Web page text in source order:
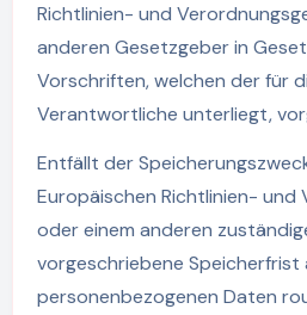
Richtlinien- und
anderen Gesetzgeber in
Vorschriften, welchen der für
Verantwortliche unterliegt,
Entfällt der
Europäischen Richtlinien- und
oder einem anderen
vorgeschriebene Speicherfrist
personenbezogenen Daten